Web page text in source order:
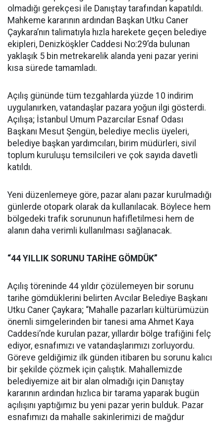
olmadığı gerekçesi ile Danıştay tarafından kapatıldı.
Mahkeme kararının ardından Başkan Utku Caner
Çaykara’nın talimatıyla hızla harekete geçen belediye
ekipleri, Denizköşkler Caddesi No:29’da bulunan
yaklaşık 5 bin metrekarelik alanda yeni pazar yerini
kısa sürede tamamladı.
Açılış gününde tüm tezgahlarda yüzde 10 indirim
uygulanırken, vatandaşlar pazara yoğun ilgi gösterdi.
Açılışa; İstanbul Umum Pazarcılar Esnaf Odası
Başkanı Mesut Şengün, belediye meclis üyeleri,
belediye başkan yardımcıları, birim müdürleri, sivil
toplum kuruluşu temsilcileri ve çok sayıda davetli
katıldı.
Yeni düzenlemeye göre, pazar alanı pazar kurulmadığı
günlerde otopark olarak da kullanılacak. Böylece hem
bölgedeki trafik sorununun hafifletilmesi hem de
alanın daha verimli kullanılması sağlanacak.
“44 YILLIK SORUNU TARİHE GÖMDÜK”
Açılış töreninde 44 yıldır çözülemeyen bir sorunu
tarihe gömdüklerini belirten Avcılar Belediye Başkanı
Utku Caner Çaykara; “Mahalle pazarları kültürümüzün
önemli simgelerinden bir tanesi ama Ahmet Kaya
Caddesi’nde kurulan pazar, yıllardır bölge trafiğini felç
ediyor, esnafımızı ve vatandaşlarımızı zorluyordu.
Göreve geldiğimiz ilk günden itibaren bu sorunu kalıcı
bir şekilde çözmek için çalıştık. Mahallemizde
belediyemize ait bir alan olmadığı için Danıştay
kararının ardından hızlıca bir tarama yaparak bugün
açılışını yaptığımız bu yeni pazar yerin bulduk. Pazar
esnafımızı da mahalle sakinlerimizi de mağdur